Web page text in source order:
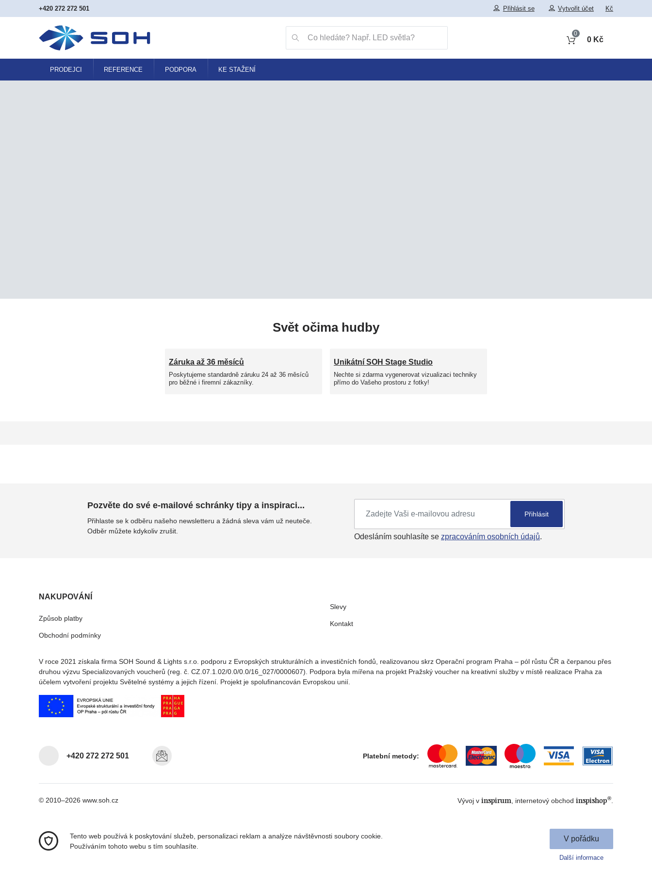
+420 272 272 501 Přihlásit se Vytvořit účet Kč
0
0 Kč
PRODEJCI REFERENCE PODPORA KE STAŽENÍ
Svět očima hudby
Záruka až 36 měsíců
Poskytujeme standardně záruku 24 až 36 měsíců
pro běžné i firemní zákazníky.
Unikátní SOH Stage Studio
Nechte si zdarma vygenerovat vizualizaci techniky
přímo do Vašeho prostoru z fotky!
Pozvěte do své e-mailové schránky tipy a inspiraci...
Přihlaste se k odběru našeho newsletteru a žádná sleva vám už neuteče.
Odběr můžete kdykoliv zrušit.
Přihlásit
Odesláním souhlasíte se zpracováním osobních údajů.
NAKUPOVÁNÍ
Způsob platby
Obchodní podmínky
Slevy
Kontakt
V roce 2021 získala firma SOH Sound & Lights s.r.o. podporu z Evropských strukturálních a investičních fondů, realizovanou skrz Operační program Praha – pól růstu ČR a čerpanou přes
druhou výzvu Specializovaných voucherů (reg. č. CZ.07.1.02/0.0/0.0/16_027/0000607). Podpora byla mířena na projekt Pražský voucher na kreativní služby v místě realizace Praha za
účelem vytvoření projektu Světelné systémy a jejich řízení. Projekt je spolufinancován Evropskou unií.
+420 272 272 501 Platební metody:
© 2010–2026 www.soh.cz Vývoj v inspirum , internetový obchod inspishop®
Tento web používá k poskytování služeb, personalizaci reklam a analýze návštěvnosti soubory cookie.
Používáním tohoto webu s tím souhlasíte.
V pořádku
Další informace